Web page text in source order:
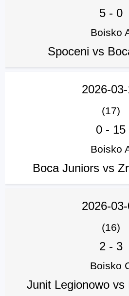
5- 0
Boisko
Spoceni vs
2026-
(17)
0 - 15
Boisko
Boca Juniors vs
2026-
(16)
2- 3
Boisko
Junit Legionowo vs